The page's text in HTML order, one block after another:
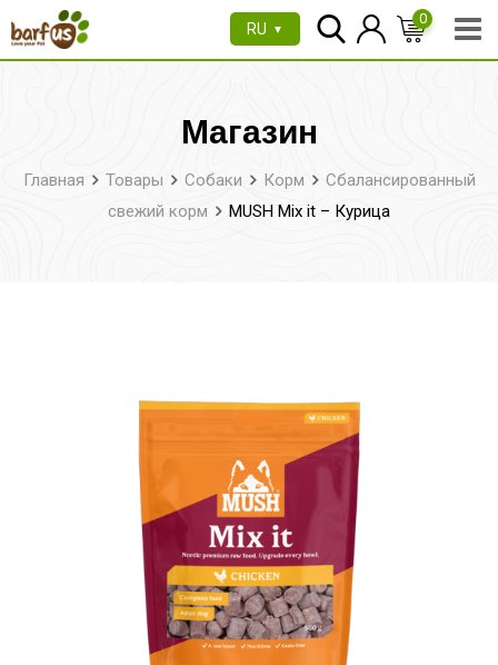
Перейти
RU ▼
0
Магазин
Главная Товары Собаки Корм
Сбалансированный
свежий корм
MUSH Mix it – Курица